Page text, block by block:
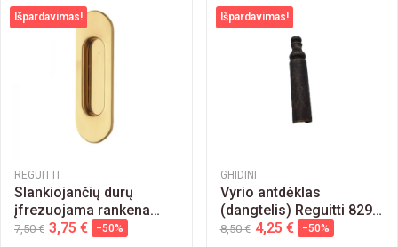
Išpardavimas!
REGUITTI
Slankiojančių durų
įfrezuojama rankena
Reguitti 521PI002
7,50 € 3,75 € −50%
Išpardavimas!
GHIDINI
Vyrio antdėklas
(dangtelis) Reguitti 829
14mm
8,50 € 4,25 € −50%